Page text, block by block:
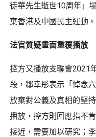
徒華先生逝世10周年」
棄香港及中國民主運動。
法官質疑畫面重覆播放
控方又播放支聯會2021
段，鄒幸彤表示「悼念
放棄對公義及真相的堅
播放，控方則回應指不
接近，需要加以研究；